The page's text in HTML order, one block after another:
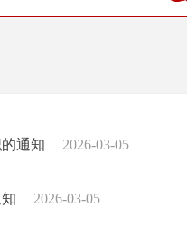
通知 2026-03-05
2026-03-05